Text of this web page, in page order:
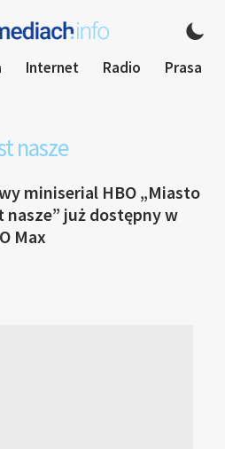
Internet Radio Prasa
nasze
miniserial HBO „Miasto
nasze” już dostępny w
Max